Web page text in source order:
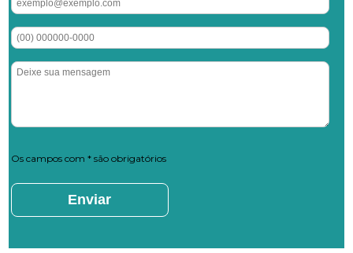
Os campos com * são obrigatórios